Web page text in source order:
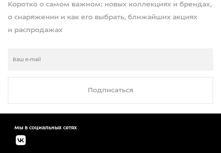
Коротко о самом важном: новых коллекциях и брендах,
о снаряжении и как его выбрать, ближайших акциях
и распродажах
Подписаться
Мы в социальных сетях